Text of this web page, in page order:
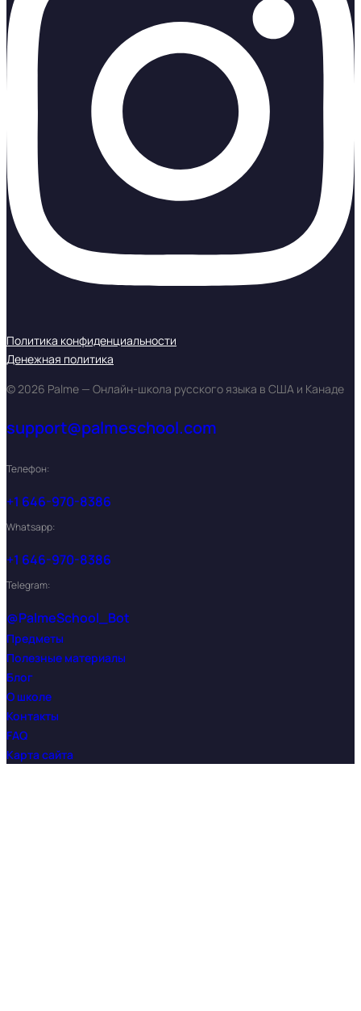
Политика конфиденциальности
Денежная политика
© 2026 Palme — Онлайн-школа русского языка в США и Канаде
support@palmeschool.com
Телефон:
+1 646-970-8386
Whatsapp:
+1 646-970-8386
Telegram:
@PalmeSchool_Bot
Предметы
Полезные материалы
Блог
О школе
Контакты
FAQ
Карта сайта